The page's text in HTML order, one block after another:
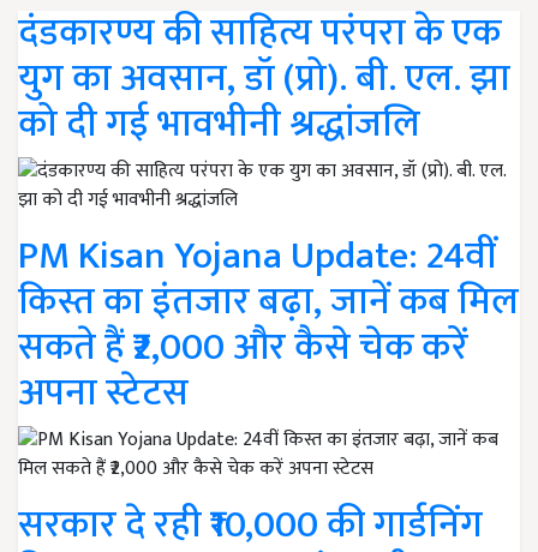
दंडकारण्य की साहित्य परंपरा के एक
युग का अवसान, डॉ (प्रो). बी. एल. झा
को दी गई भावभीनी श्रद्धांजलि
PM Kisan Yojana Update: 24वीं
किस्त का इंतजार बढ़ा, जानें कब मिल
सकते हैं ₹2,000 और कैसे चेक करें
अपना स्टेटस
सरकार दे रही ₹10,000 की गार्डनिंग